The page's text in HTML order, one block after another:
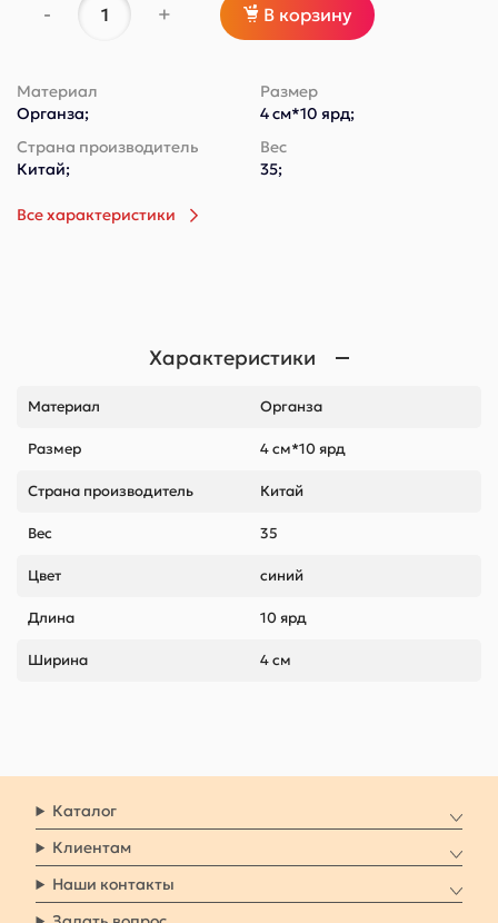
- + В корзину
Материал
Органза;
Размер
4 см*10 ярд;
Страна производитель
Китай;
Вес
35;
Все характеристики
Характеристики
Материал Органза
Размер 4 см*10 ярд
Страна производитель Китай
Вес 35
Цвет синий
Длина 10 ярд
Ширина 4 см
Каталог
Клиентам
Наши контакты